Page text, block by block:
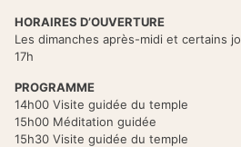
HORAIRES D’OUVERTURE
Les dimanches après-midi et certains
17h
PROGRAMME
14h00 Visite guidée du temple
15h00 Méditation guidée
15h30 Visite guidée du temple